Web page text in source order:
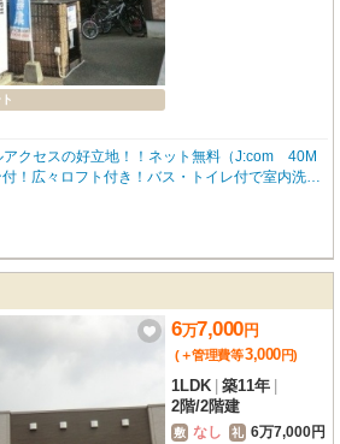
アクセスの好立地！！ネット無料（J:com 40M
！広々ロフト付き！バス・トイレ付で室内洗濯
ーパーあり！大濠公園すぐそば！住環境良
6万7,000円
(＋管理費等3,000円)
1LDK 築11年
2階/2階建
敷 なし 礼 6万7,000円